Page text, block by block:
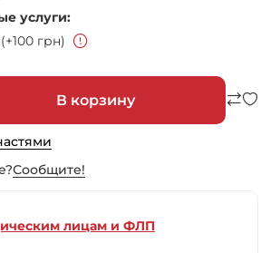
услуги
(+100 грн)
В корзину
Сообщите!
лицам и ФЛП